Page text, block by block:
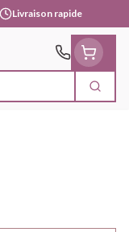
Livraison rapide